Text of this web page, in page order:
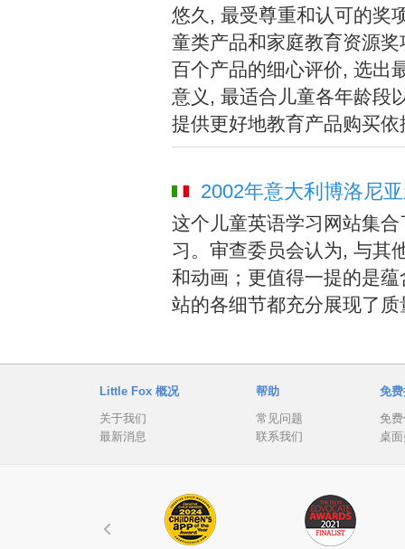
悠久, 最受尊重和认可的奖
童类产品和家庭教育资源
百个产品的细心评价, 选出
意义, 最适合儿童各年龄段
提供更好地教育产品购买依
2002年意大利博洛尼
这个儿童英语学习网站集
习。审查委员会认为, 与其
和动画；更值得一提的是
站的各细节都充分展现了质
Little Fox 概况
关于我们
最新消息
帮助
常见问题
联系我们
免
免
桌